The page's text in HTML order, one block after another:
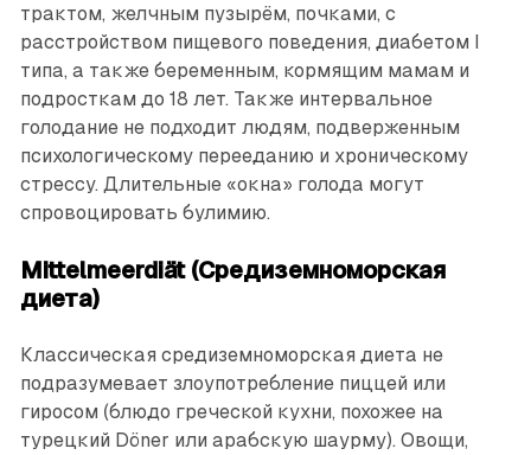
трактом, желчным пузырём, почками, с
расстройством пищевого поведения, диабетом I
типа, а также беременным, кормящим мамам и
подросткам до 18 лет. Также интервальное
голодание не подходит людям, подверженным
психологическому перееданию и хроническому
стрессу. Длительные «окна» голода могут
спровоцировать булимию.
Mittelmeerdiät (Средиземноморская
диета)
Классическая средиземноморская диета не
подразумевает злоупотребление пиццей или
гиросом (блюдо греческой кухни, похожее на
турецкий Döner или арабскую шаурму). Овощи,